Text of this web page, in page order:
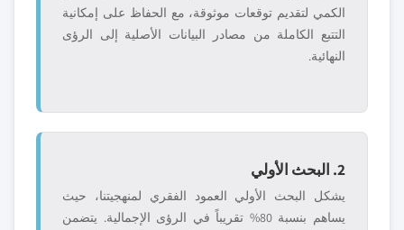
الكمي لتقديم توقعات موثوقة، مع الحفاظ على إمكانية
التتبع الكاملة من مصادر البيانات الأصلية إلى الرؤى
النهائية.
2. البحث الأولي
يشكل البحث الأولي العمود الفقري لمنهجيتنا، حيث
يساهم بنسبة 80% تقريباً في الرؤى الإجمالية. يتضمن